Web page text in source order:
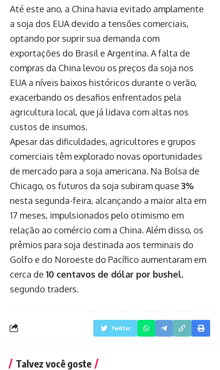
Até este ano, a China havia evitado amplamente
a soja dos EUA devido a tensões comerciais,
optando por suprir sua demanda com
exportações do Brasil e Argentina. A falta de
compras da China levou os preços da soja nos
EUA a níveis baixos históricos durante o verão,
exacerbando os desafios enfrentados pela
agricultura local, que já lidava com altas nos
custos de insumos.
Apesar das dificuldades, agricultores e grupos
comerciais têm explorado novas oportunidades
de mercado para a soja americana. Na Bolsa de
Chicago, os futuros da soja subiram quase 3%
nesta segunda-feira, alcançando a maior alta em
17 meses, impulsionados pelo otimismo em
relação ao comércio com a China. Além disso, os
prêmios para soja destinada aos terminais do
Golfo e do Noroeste do Pacífico aumentaram em
cerca de 10 centavos de dólar por bushel,
segundo traders.
Twitter
Talvez você goste